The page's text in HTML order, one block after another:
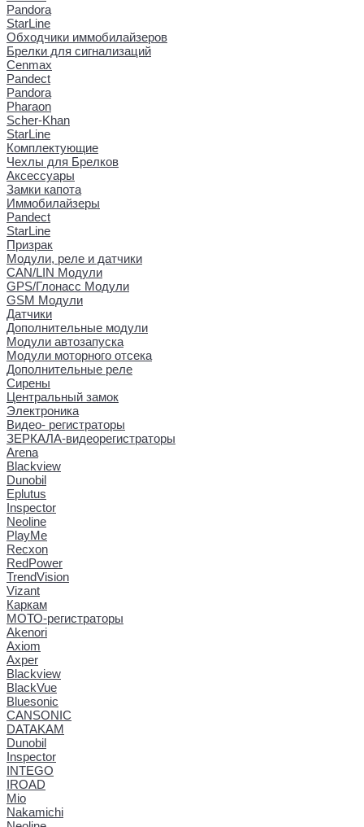
Pandora
StarLine
Обходчики иммобилайзеров
Брелки для сигнализаций
Cenmax
Pandect
Pandora
Pharaon
Scher-Khan
StarLine
Комплектующие
Чехлы для Брелков
Аксессуары
Замки капота
Иммобилайзеры
Pandect
StarLine
Призрак
Модули, реле и датчики
CAN/LIN Модули
GPS/Глонасс Модули
GSM Модули
Датчики
Дополнительные модули
Модули автозапуска
Модули моторного отсека
Дополнительные реле
Сирены
Центральный замок
Электроника
Видео- регистраторы
ЗЕРКАЛА-видеорегистраторы
Arena
Blackview
Dunobil
Eplutus
Inspector
Neoline
PlayMe
Recxon
RedPower
TrendVision
Vizant
Каркам
МОТО-регистраторы
Akenori
Axiom
Axper
Blackview
BlackVue
Bluesonic
CANSONIC
DATAKAM
Dunobil
Inspector
INTEGO
IROAD
Mio
Nakamichi